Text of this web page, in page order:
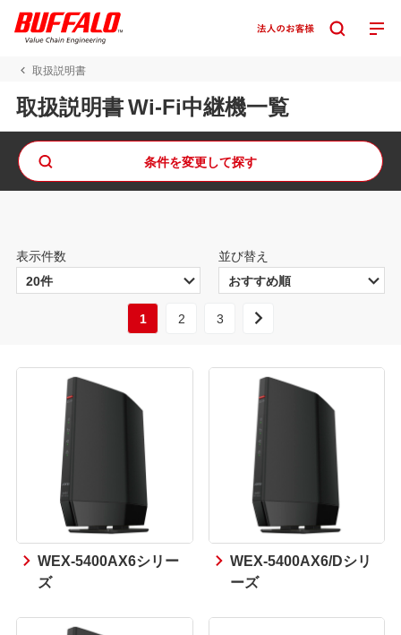
取扱説明書
取扱説明書 Wi-Fi中継機一覧
条件を変更して探す
表示件数 並び替え
1 2 3
WEX-5400AX6シリー
ズ
WEX-5400AX6/Dシリ
ーズ